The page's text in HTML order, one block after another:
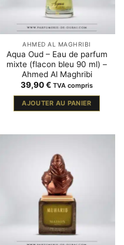
AHMED AL MAGHRIBI
Aqua Oud – Eau de parfum
mixte (flacon bleu 90 ml) –
Ahmed Al Maghribi
39,90€ TVA compris
AJOUTER AU PANIER